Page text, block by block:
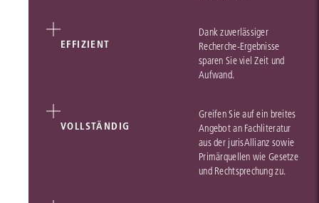
EFFIZIENT
Dank zuverlässiger
Recherche-Ergebnisse
sparen Sie viel Zeit und
Aufwand.
VOLLSTÄNDIG
Greifen Sie auf ein breites
Angebot an Fachliteratur
aus der jurisAllianz sowie
Primärquellen wie Gesetze
und Rechtsprechung zu.